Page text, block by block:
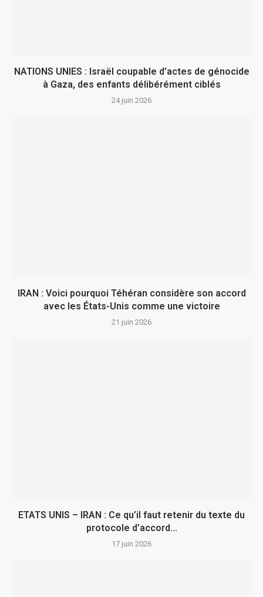
NATIONS UNIES : Israël coupable d’actes de génocide
à Gaza, des enfants délibérément ciblés
24 juin 2026
IRAN : Voici pourquoi Téhéran considère son accord
avec les États-Unis comme une victoire
21 juin 2026
ETATS UNIS – IRAN : Ce qu’il faut retenir du texte du
protocole d’accord...
17 juin 2026